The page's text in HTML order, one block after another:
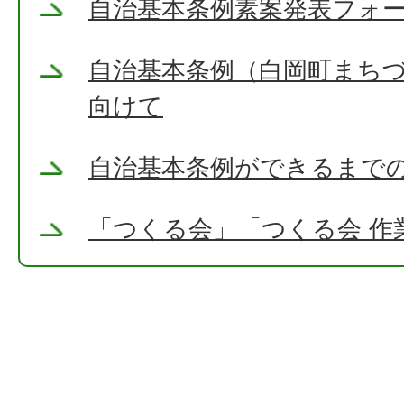
自治基本条例素案発表フォ
自治基本条例（白岡町まち
向けて
自治基本条例ができるまで
「つくる会」「つくる会